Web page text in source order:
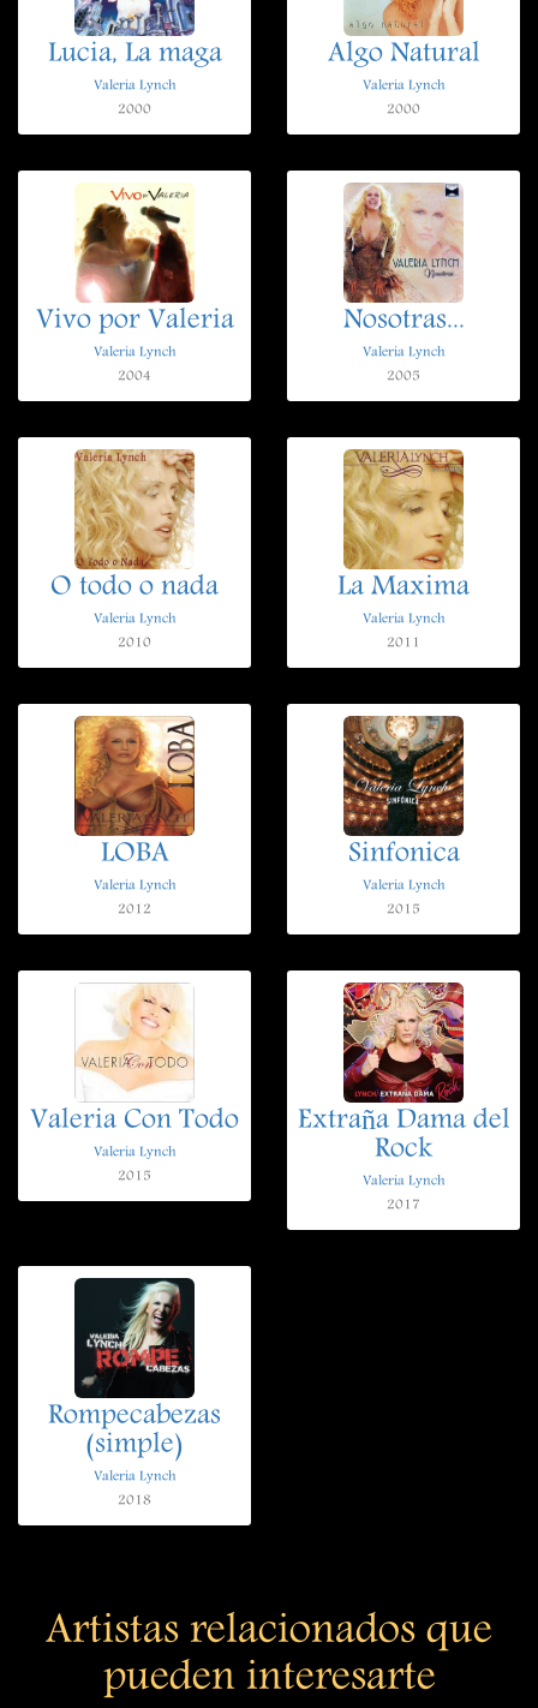
Lucia, La maga
Valeria Lynch
2000
Algo Natural
Valeria Lynch
2000
Vivo por Valeria
Valeria Lynch
2004
Nosotras...
Valeria Lynch
2005
O todo o nada
Valeria Lynch
2010
La Maxima
Valeria Lynch
2011
LOBA
Valeria Lynch
2012
Sinfonica
Valeria Lynch
2015
Valeria Con Todo
Valeria Lynch
2015
Extraña Dama del
Rock
Valeria Lynch
2017
Rompecabezas
(simple)
Valeria Lynch
2018
Artistas relacionados que
pueden interesarte